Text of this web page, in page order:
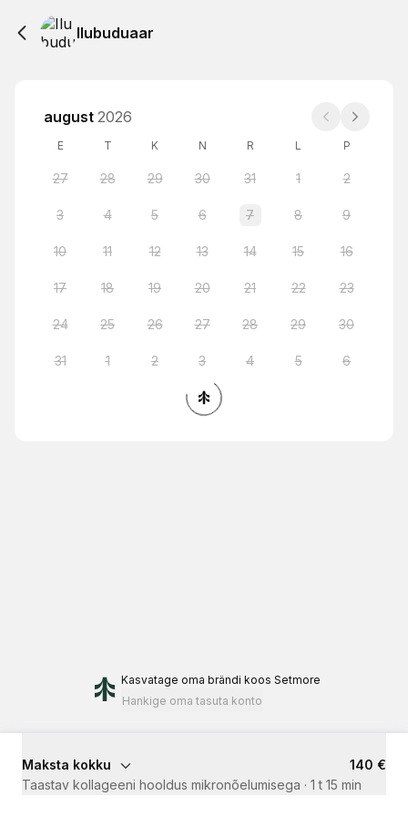
Ilubuduaar
august 2026
E T K N R L P
27 28 29 30 31 1 2
3 4 5 6 7 8 9
10 11 12 13 14 15 16
17 18 19 20 21 22 23
24 25 26 27 28 29 30
31 1 2 3 4 5 6
Kasvatage oma brändi koos Setmore
Hankige oma tasuta konto
Maksta kokku
140 €
Taastav kollageeni hooldus mikronõelumisega · 1 t 15 min